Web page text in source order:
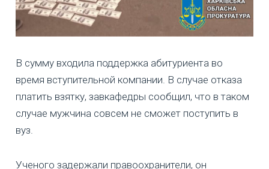
В сумму входила поддержка абитуриента во
время вступительной компании. В случае отказа
платить взятку, завкафедры сообщил, что в таком
случае мужчина совсем не сможет поступить в
вуз.
Ученого задержали правоохранители, он